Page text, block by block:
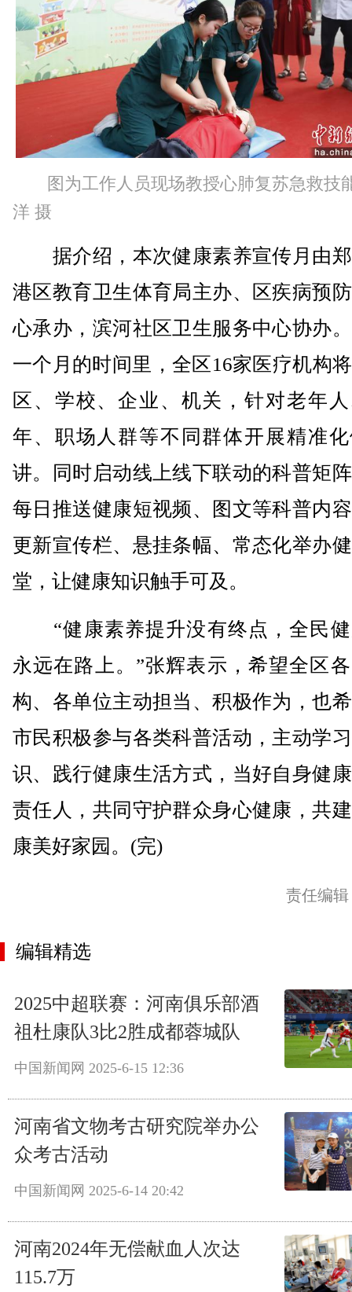
图为工作人员现场教授心肺复苏急救技
洋 摄
据介绍，本次健康素养宣传月由
港区教育卫生体育局主办、区疾病预
心承办，滨河社区卫生服务中心协办
一个月的时间里，全区16家医疗机构
区、学校、企业、机关，针对老年
年、职场人群等不同群体开展精准
讲。同时启动线上线下联动的科普矩
每日推送健康短视频、图文等科普内
更新宣传栏、悬挂条幅、常态化举办
堂，让健康知识触手可及。
“健康素养提升没有终点，全民健
永远在路上。”张辉表示，希望全区
构、各单位主动担当、积极作为，也
市民积极参与各类科普活动，主动学
识、践行健康生活方式，当好自身健
责任人，共同守护群众身心健康，共
康美好家园。(完)
责任编
编辑精选
2025中超联赛：河南俱乐部酒
祖杜康队3比2胜成都蓉城队
中国新闻网 2025-6-15 12:36
河南省文物考古研究院举办公
众考古活动
中国新闻网 2025-6-14 20:42
河南2024年无偿献血人次达
115.7万